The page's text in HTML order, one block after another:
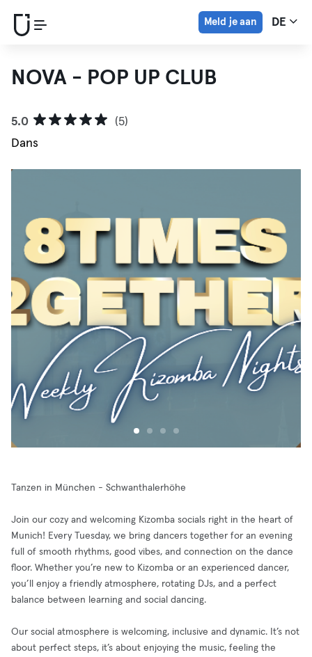
Meld je aan DE
NOVA - POP UP CLUB
5.0
(5)
Dans
Tanzen in München - Schwanthalerhöhe
Join our cozy and welcoming Kizomba socials right in the heart of
Munich! Every Tuesday, we bring dancers together for an evening
full of smooth rhythms, good vibes, and connection on the dance
floor. Whether you’re new to Kizomba or an experienced dancer,
you’ll enjoy a friendly atmosphere, rotating DJs, and a perfect
balance between learning and social dancing.
Our social atmosphere is welcoming, inclusive and dynamic. It’s not
about perfect steps, it’s about enjoying the music, feeling the